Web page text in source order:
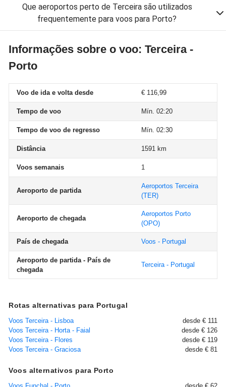
Que aeroportos perto de Terceira são utilizados
frequentemente para voos para Porto?
Informações sobre o voo: Terceira -
Porto
Voo de ida e volta desde € 116,99
Tempo de voo Mín. 02:20
Tempo de voo de regresso Mín. 02:30
Distância 1591 km
Voos semanais 1
Aeroporto de partida
Aeroportos Terceira
(TER)
Aeroporto de chegada
Aeroportos Porto
(OPO)
País de chegada Voos - Portugal
Aeroporto de partida - País de
chegada
Terceira - Portugal
Rotas alternativas para Portugal
Voos Terceira - Lisboa
desde € 111
Voos Terceira - Horta - Faial
desde € 126
Voos Terceira - Flores
desde € 119
Voos Terceira - Graciosa
desde € 81
Voos alternativos para Porto